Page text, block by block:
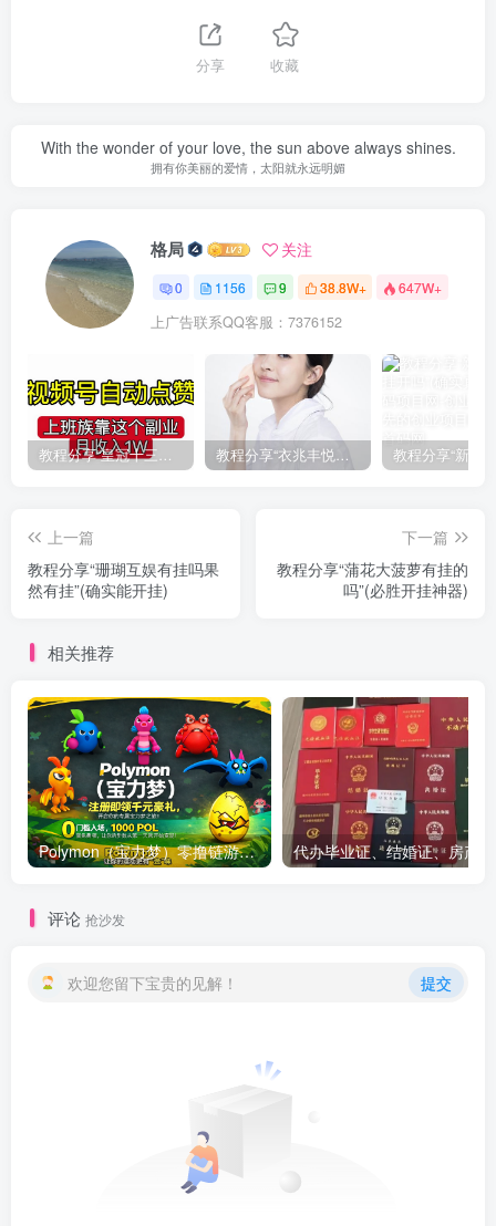
分享 收藏
With the wonder of your love, the sun above always shines.
拥有你美丽的爱情，太阳就永远明媚
格局 关注
0 1156 9 38.8W+ 647W+
上广告联系QQ客服：7376152
教程分享“皇冠十三水有挂吗果然有挂”(确实真的有挂) 教程分享“衣兆丰悦有挂的吗”(确实真的有挂)
上一篇
教程分享“珊瑚互娱有挂吗果
然有挂”(确实能开挂)
下一篇
教程分享“蒲花大菠萝有挂的
吗”(必胜开挂神器)
相关推荐
Polymon（宝力梦）零撸链游天花板，稳定收益，轻松变现，今日全球首发！
评论 抢沙发
欢迎您留下宝贵的见解！ 提交